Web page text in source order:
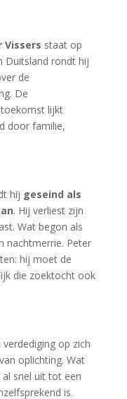
Vissers staat op
Duitsland rondt hij
de
De
lijkt
door familie,
hij geseind als
. Hij verliest zijn
Wat begon als
nachtmerrie. Peter
hij moet de
die zoektocht ook
op zich
oplichting. Wat
snel uit tot een
is.